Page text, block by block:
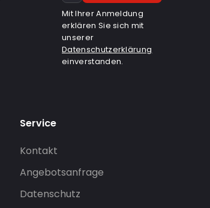
Mit Ihrer Anmeldung
erklären Sie sich mit
unserer
Datenschutzerklärung
einverstanden.
Service
Kontakt
Angebotsanfrage
Datenschutz